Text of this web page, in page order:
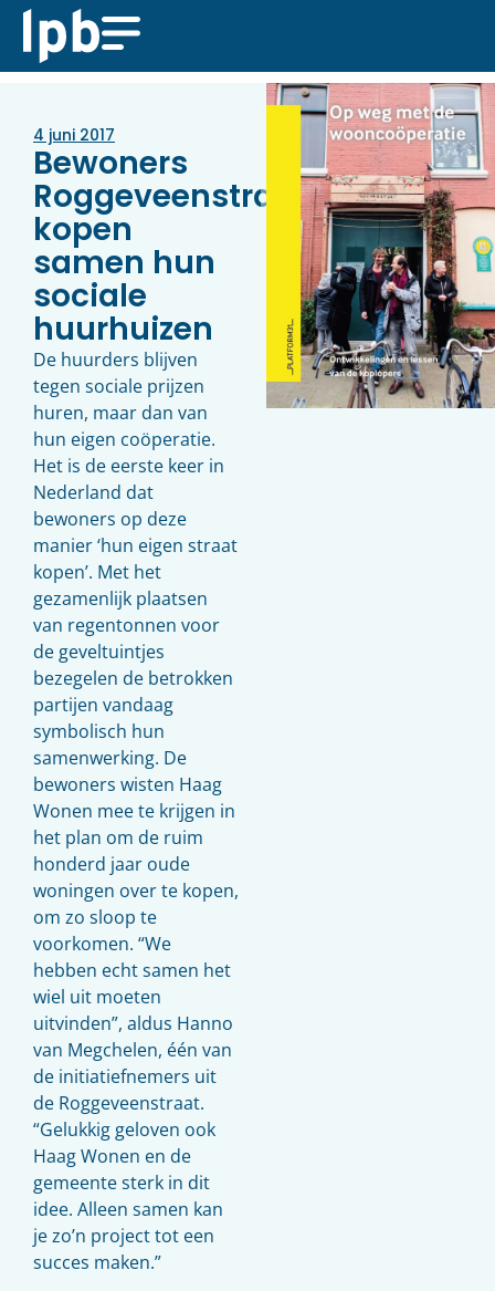
4 juni 2017
Bewoners
Roggeveenstraat
kopen
samen hun
sociale
huurhuizen
De huurders blijven
tegen sociale prijzen
huren, maar dan van
hun eigen coöperatie.
Het is de eerste keer in
Nederland dat
bewoners op deze
manier ‘hun eigen straat
kopen’. Met het
gezamenlijk plaatsen
van regentonnen voor
de geveltuintjes
bezegelen de betrokken
partijen vandaag
symbolisch hun
samenwerking. De
bewoners wisten Haag
Wonen mee te krijgen in
het plan om de ruim
honderd jaar oude
woningen over te kopen,
om zo sloop te
voorkomen. “We
hebben echt samen het
wiel uit moeten
uitvinden”, aldus Hanno
van Megchelen, één van
de initiatiefnemers uit
de Roggeveenstraat.
“Gelukkig geloven ook
Haag Wonen en de
gemeente sterk in dit
idee. Alleen samen kan
je zo’n project tot een
succes maken.”